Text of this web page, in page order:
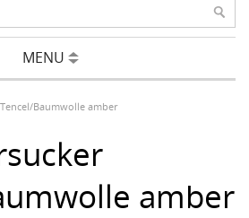
MENU
Baumwolle amber
amber